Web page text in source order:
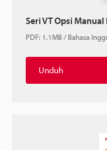
Seri VT Opsi
PDF: 1.1MB/Bahasa
Unduh